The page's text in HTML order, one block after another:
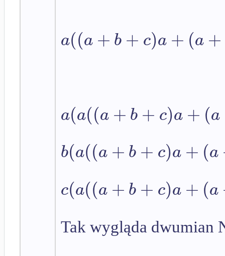
a((a + b + c)a + (a +
a(a((a + b + c)a + (a
b(a((a + b + c)a + (a
c(a((a + b + c)a + (a
Tak wygląda dwumian